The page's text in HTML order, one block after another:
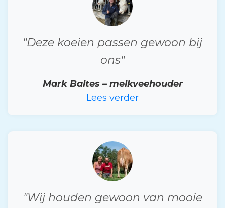
"Deze koeien passen gewoon bij
ons"
Mark Baltes – melkveehouder
Lees verder
"Wij houden gewoon van mooie